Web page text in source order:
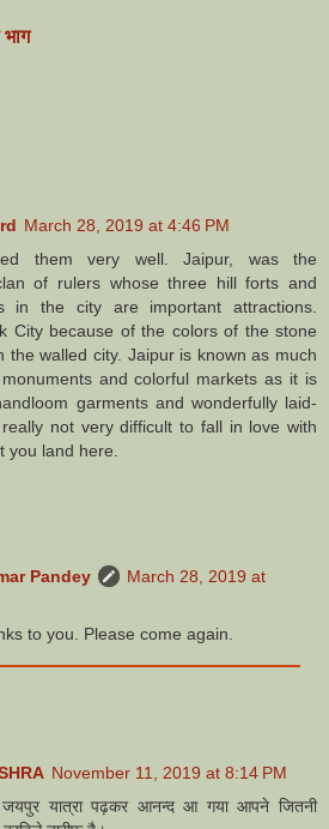
March 28, 2019 at 4:46 PM
them very well. Jaipur, was the
of rulers whose three hill forts and
in the city are important attractions.
City because of the colors of the stone
the walled city. Jaipur is known as much
and colorful markets as it is
garments and wonderfully laid-
not very difficult to fall in love with
you land here.
Pandey
March 28, 2019 at
to you. Please come again.
November 11, 2019 at 8:14 PM
यात्रा पढ़कर आनन्द आ गया आपने जितनी